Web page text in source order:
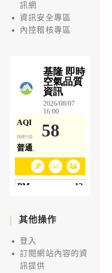
訊網
資訊安全專區
內控稽核專區
其他操作
登入
訂閱網站內容的資
訊提供